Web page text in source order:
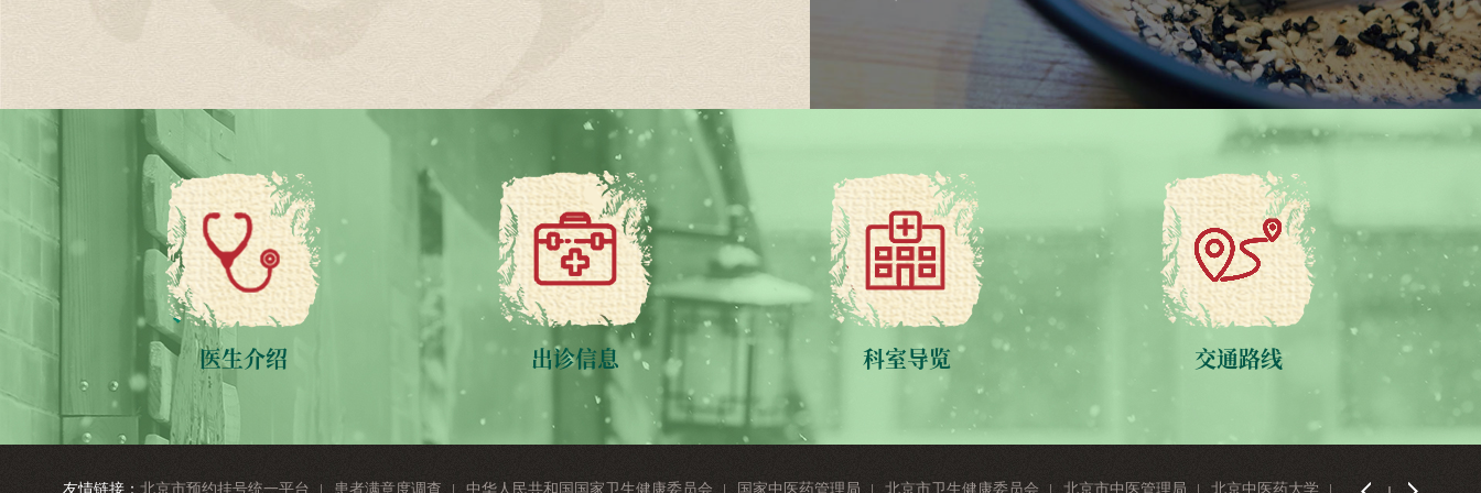
医生介绍 出诊信息 科室导览 交通路线
友情链接： 北京市预约挂号统一平台 患者满意度调查 中华人民共和国国家卫生健康委员会 国家中医药管理局 北京市卫生健康委员会 北京市中医管理局 北京中医药大学 首都医科大学